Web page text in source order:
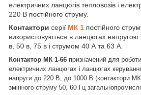
електричних ланцюгів тепловозів і
220 В постійного струму.
Контактори серії МК 1 постійного
використовуються в ланцюгах
в, 50 в, 75 в і струмом 40 А та 63 А.
Контактор МК 1-66 призначений для
електричних ланцюгах і ланцюгах
напруги до 220 В, до 1000 В (контактори
змінного струму 50, 60 Гц